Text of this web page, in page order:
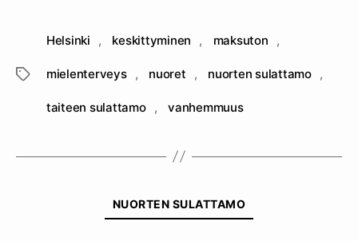
Avainsanat
Helsinki , keskittyminen , maksuton ,
mielenterveys , nuoret , nuorten sulattamo ,
taiteen sulattamo , vanhemmuus
NUORTEN SULATTAMO